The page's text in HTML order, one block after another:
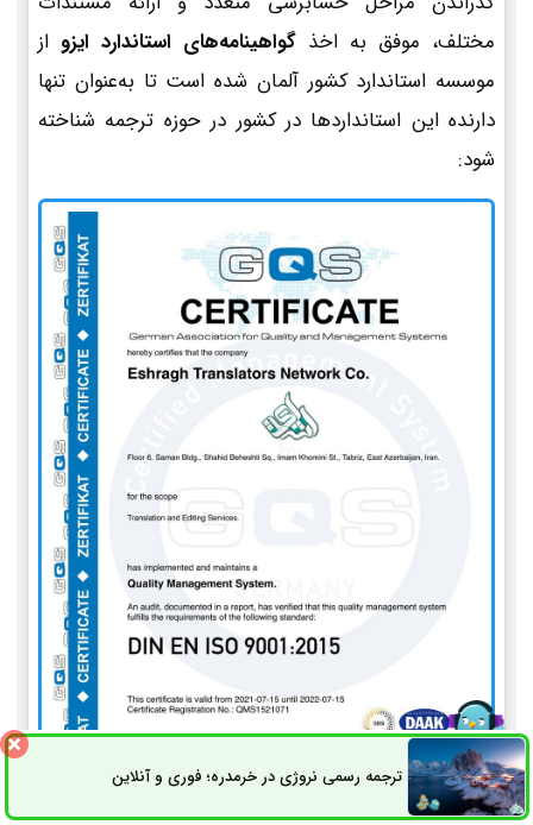
مختلف، موفق به اخذ گواهینامه‌های استاندارد ایزو از
موسسه استاندارد کشور آلمان شده است تا به‌عنوان تنها
دارنده این استانداردها در کشور در حوزه ترجمه شناخته
شود:
ترجمه رسمی نروژی در خرمدره؛ فوری و آنلاینثبت سفارش راه های ارتباطی